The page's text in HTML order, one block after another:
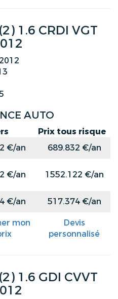
1.6 CRDI VGT
AUTO
Prix tous risque
€/an
689.832 €/an
€/an 1552.122 €/an
€/an 517.374 €/an
mon
Devis
personnalisé
1.6 GDI CVVT